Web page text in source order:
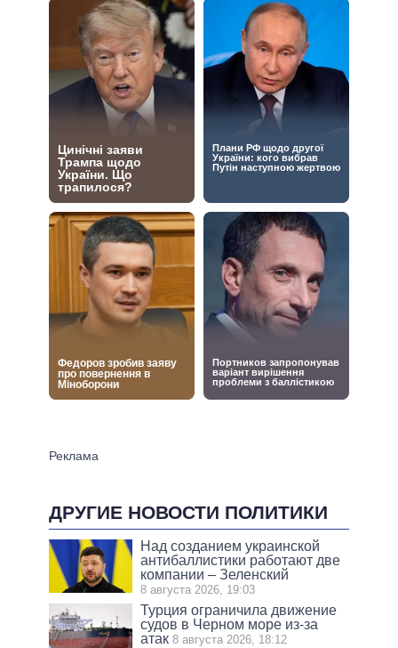
ДРУГИЕ НОВОСТИ ПОЛИТИКИ
Над созданием украинской
антибаллистики работают две
компании – Зеленский
8 августа 2026, 19:03
Турция ограничила движение
судов в Черном море из-за
атак 8 августа 2026, 18:12